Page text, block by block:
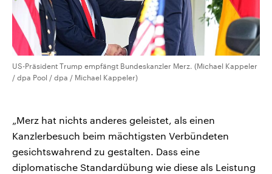
US-Präsident Trump empfängt Bundeskanzler Merz. (Michael Kappeler
/ dpa Pool / dpa / Michael Kappeler)
„Merz hat nichts anderes geleistet, als einen
Kanzlerbesuch beim mächtigsten Verbündeten
gesichtswahrend zu gestalten. Dass eine
diplomatische Standardübung wie diese als Leistung